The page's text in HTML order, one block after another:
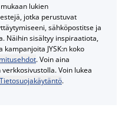
lukien
jotka perustuvat
sähköpostitse ja
Näihin sisältyy inspiraatiota,
JYSK:n koko
. Voin aina
Voin lukea
Tietosuojakäytäntö.